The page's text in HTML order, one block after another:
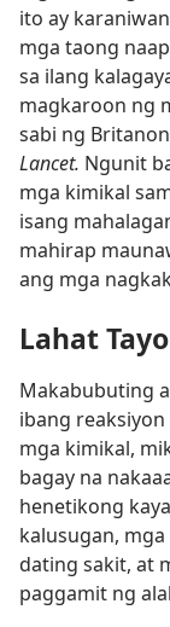
ito ay
mga taong
sa ilang
magkaroon ng
sabi ng
Lancet. Ngunit
mga kimikal
isang
mahirap
ang mga
Lahat
Makabubuting
ibang reaksiyon
mga kimikal,
bagay na
henetikong
kalusugan,
dating sakit, at
paggamit ng